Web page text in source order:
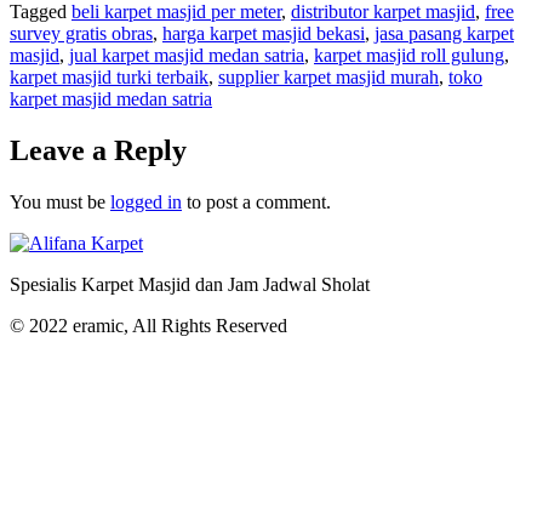
Tagged beli karpet masjid per meter, distributor karpet masjid, free
survey gratis obras, harga karpet masjid bekasi, jasa pasang karpet
masjid, jual karpet masjid medan satria, karpet masjid roll gulung,
karpet masjid turki terbaik, supplier karpet masjid murah, toko
karpet masjid medan satria
Leave a Reply
You must be logged in to post a comment.
Spesialis Karpet Masjid dan Jam Jadwal Sholat
© 2022 eramic, All Rights Reserved